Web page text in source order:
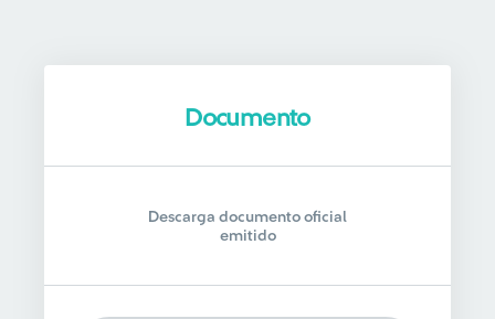
Documento
Descarga documento oficial
emitido